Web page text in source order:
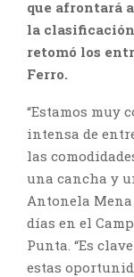
que afrontará
la clasificación
retomó los
Ferro.
“Estamos muy
intensa de
las
una cancha y
Antonela Mena
días en el
Punta. “Es
estas